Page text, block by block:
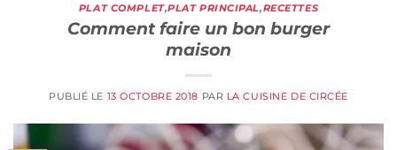
PLAT COMPLET,PLAT PRINCIPAL,RECETTES
Comment faire un bon burger
maison
PUBLIÉ LE 13 OCTOBRE 2018 PAR LA CUISINE DE CIRCÉE